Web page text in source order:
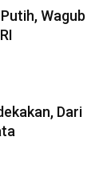
Wagub
Dari